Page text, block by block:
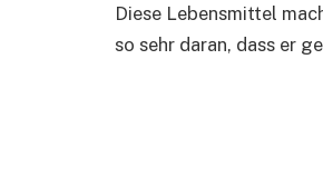
Diese Lebensmittel
so sehr daran, dass er